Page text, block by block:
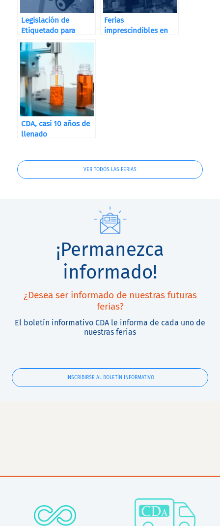
Legislación de
Etiquetado para
Destilerías, Bodegas
y Cervecerías
Ferias
imprescindibles en
CDA, casi 10 años de
llenado
VER TODOS LAS FERIAS
¡Permanezca
informado!
¿Desea ser informado de nuestras futuras
ferias?
El boletín informativo CDA le informa de cada uno de
nuestras ferias
INSCRIBIRSE AL BOLETÍN INFORMATIVO